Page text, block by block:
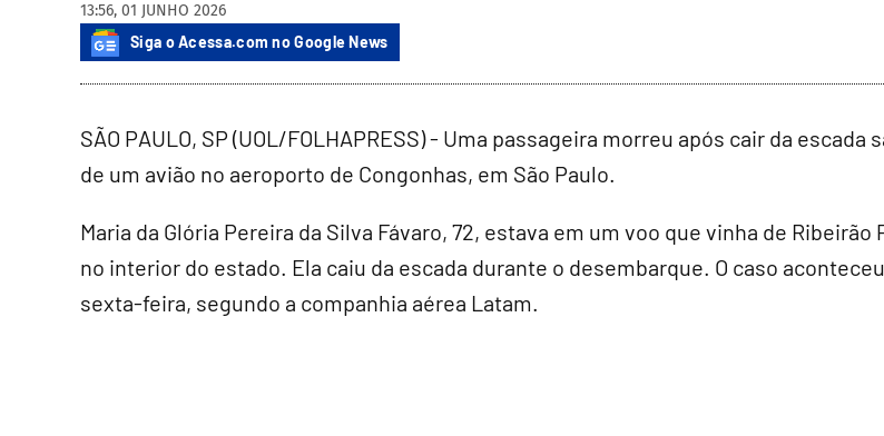
13:56, 01 JUNHO 2026
Siga o Acessa.com no Google News
SÃO PAULO, SP (UOL/FOLHAPRESS) - Uma passageira morreu após cair da escada
de um avião no aeroporto de Congonhas, em São Paulo.
Maria da Glória Pereira da Silva Fávaro, 72, estava em um voo que vinha de Ribeirão
no interior do estado. Ela caiu da escada durante o desembarque. O caso
sexta-feira, segundo a companhia aérea Latam.